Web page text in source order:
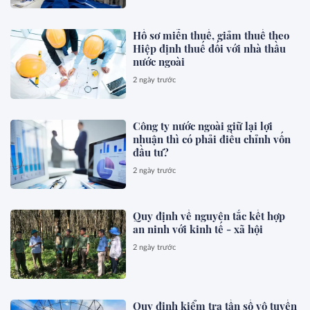
Hồ sơ miễn thuế, giảm thuế theo
Hiệp định thuế đối với nhà thầu
nước ngoài
2 ngày trước
Công ty nước ngoài giữ lại lợi
nhuận thì có phải điều chỉnh vốn
đầu tư?
2 ngày trước
Quy định về nguyên tắc kết hợp
an ninh với kinh tế - xã hội
2 ngày trước
Quy định kiểm tra tần số vô tuyến